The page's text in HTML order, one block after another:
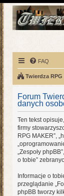
FAQ
Twierdza RPG
Forum
danych
Ten tekst
firmy
RPG MAKER”,
„Zespoły
o tobie”
Informacje o
przeglądanie
phpBB tworzy